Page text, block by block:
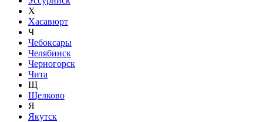
Х
Хасавюрт
Ч
Чебоксары
Челябинск
Черногорск
Чита
Щ
Щелково
Я
Якутск